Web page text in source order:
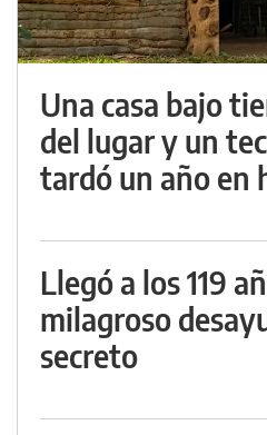
Una casa bajo
del lugar y un
tardó un año en
Llegó a los 119
milagroso
secreto